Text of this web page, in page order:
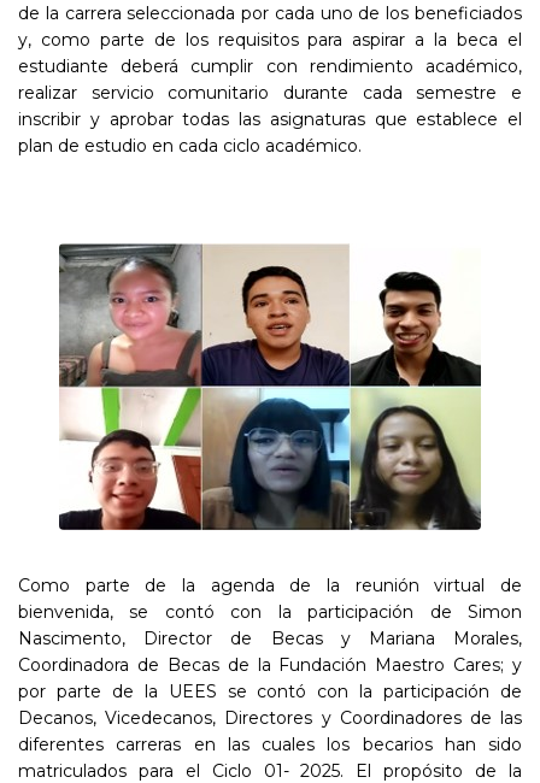
de la carrera seleccionada por cada uno de los beneficiados
y, como parte de los requisitos para aspirar a la beca el
estudiante deberá cumplir con rendimiento académico,
realizar servicio comunitario durante cada semestre e
inscribir y aprobar todas las asignaturas que establece el
plan de estudio en cada ciclo académico.
Como parte de la agenda de la reunión virtual de
bienvenida, se contó con la participación de Simon
Nascimento, Director de Becas y Mariana Morales,
Coordinadora de Becas de la Fundación Maestro Cares; y
por parte de la UEES se contó con la participación de
Decanos, Vicedecanos, Directores y Coordinadores de las
diferentes carreras en las cuales los becarios han sido
matriculados para el Ciclo 01- 2025. El propósito de la